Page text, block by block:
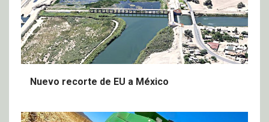
Nuevo recorte de EU a México